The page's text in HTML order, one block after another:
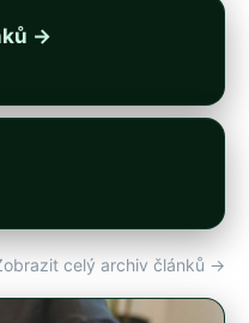
→
celý archiv článků →